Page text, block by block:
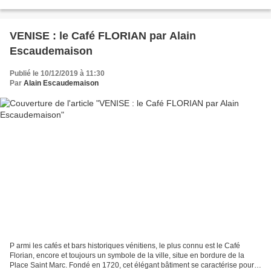
VENISE : le Café FLORIAN par Alain
Escaudemaison
Publié le 10/12/2019 à 11:30
Par Alain Escaudemaison
P armi les cafés et bars historiques vénitiens, le plus connu est le Café
Florian, encore et toujours un symbole de la ville, situe en bordure de la
Place Saint Marc. Fondé en 1720, cet élégant bâtiment se caractérise pour